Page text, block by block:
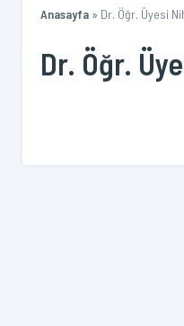
Anasayfa » Dr. Öğr. Üyesi
Dr. Öğr.